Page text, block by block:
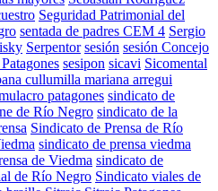
Seguridad Patrimonial del
sentada de padres CEM 4 Sergio
Serpentor sesión sesión Concejo
sesipon sicavi Sicomental
cullumilla mariana arregui
patagones sindicato de
de Río Negro sindicato de la
Sindicato de Prensa de Río
sindicato de prensa viedma
de Viedma sindicato de
de Río Negro Sindicato viales de